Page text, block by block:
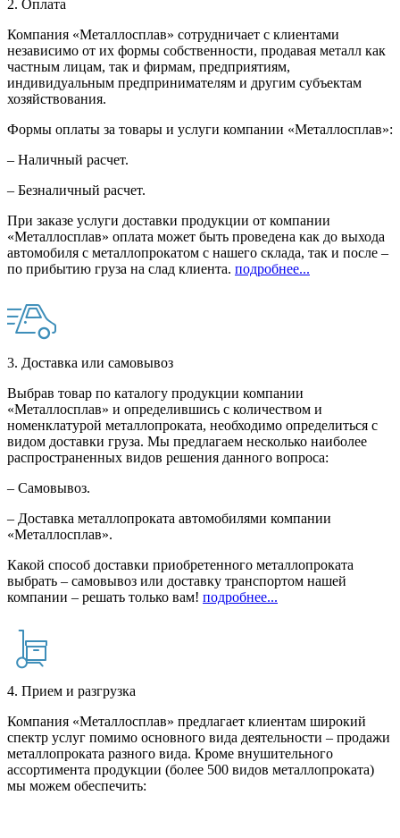
2. Оплата
Компания «Металлосплав» сотрудничает с клиентами
независимо от их формы собственности, продавая металл как
частным лицам, так и фирмам, предприятиям,
индивидуальным предпринимателям и другим субъектам
хозяйствования.
Формы оплаты за товары и услуги компании «Металлосплав»:
– Наличный расчет.
– Безналичный расчет.
При заказе услуги доставки продукции от компании
«Металлосплав» оплата может быть проведена как до выхода
автомобиля с металлопрокатом с нашего склада, так и после –
по прибытию груза на слад клиента. подробнее...
3. Доставка или самовывоз
Выбрав товар по каталогу продукции компании
«Металлосплав» и определившись с количеством и
номенклатурой металлопроката, необходимо определиться с
видом доставки груза. Мы предлагаем несколько наиболее
распространенных видов решения данного вопроса:
– Самовывоз.
– Доставка металлопроката автомобилями компании
«Металлосплав».
Какой способ доставки приобретенного металлопроката
выбрать – самовывоз или доставку транспортом нашей
компании – решать только вам! подробнее...
4. Прием и разгрузка
Компания «Металлосплав» предлагает клиентам широкий
спектр услуг помимо основного вида деятельности – продажи
металлопроката разного вида. Кроме внушительного
ассортимента продукции (более 500 видов металлопроката)
мы можем обеспечить: